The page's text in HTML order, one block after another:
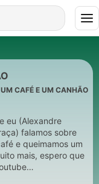
CAFÉ E UM CANHÃO
eu (Alexandre
falamos sobre
e queimamos um
mais, espero que
;)